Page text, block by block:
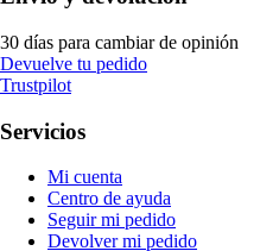
30 días para cambiar de opinión
Devuelve tu pedido
Trustpilot
Servicios
Mi cuenta
Centro de ayuda
Seguir mi pedido
Devolver mi pedido